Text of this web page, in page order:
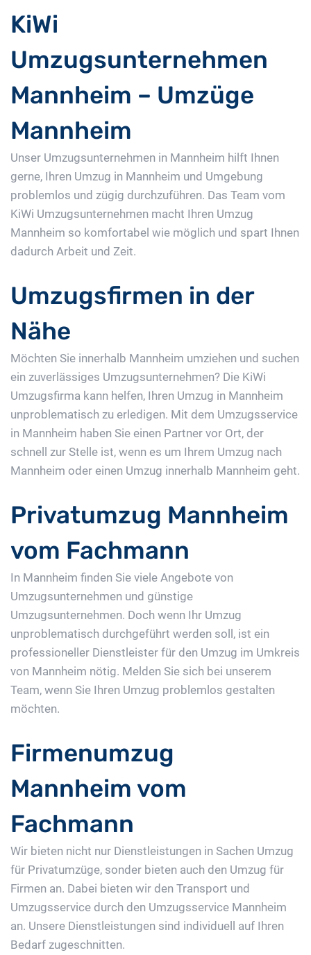
KiWi
Umzugsunternehmen
Mannheim – Umzüge
Mannheim
Unser Umzugsunternehmen in Mannheim hilft Ihnen
gerne, Ihren Umzug in Mannheim und Umgebung
problemlos und zügig durchzuführen. Das Team vom
KiWi Umzugsunternehmen macht Ihren Umzug
Mannheim so komfortabel wie möglich und spart Ihnen
dadurch Arbeit und Zeit.
Umzugsfirmen in der
Nähe
Möchten Sie innerhalb Mannheim umziehen und suchen
ein zuverlässiges Umzugsunternehmen? Die KiWi
Umzugsfirma kann helfen, Ihren Umzug in Mannheim
unproblematisch zu erledigen. Mit dem Umzugsservice
in Mannheim haben Sie einen Partner vor Ort, der
schnell zur Stelle ist, wenn es um Ihrem Umzug nach
Mannheim oder einen Umzug innerhalb Mannheim geht.
Privatumzug Mannheim
vom Fachmann
In Mannheim finden Sie viele Angebote von
Umzugsunternehmen und günstige
Umzugsunternehmen. Doch wenn Ihr Umzug
unproblematisch durchgeführt werden soll, ist ein
professioneller Dienstleister für den Umzug im Umkreis
von Mannheim nötig. Melden Sie sich bei unserem
Team, wenn Sie Ihren Umzug problemlos gestalten
möchten.
Firmenumzug
Mannheim vom
Fachmann
Wir bieten nicht nur Dienstleistungen in Sachen Umzug
für Privatumzüge, sonder bieten auch den Umzug für
Firmen an. Dabei bieten wir den Transport und
Umzugsservice durch den Umzugsservice Mannheim
an. Unsere Dienstleistungen sind individuell auf Ihren
Bedarf zugeschnitten.